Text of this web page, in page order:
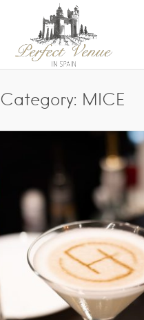
Category: MICE